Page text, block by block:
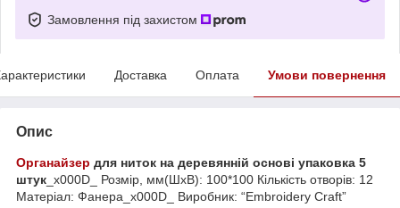
Замовлення під захистом
Доставка Оплата Умови повернення
Опис
Органайзер для ниток на деревянній основі упаковка 5
штук _x000D_ Розмір, мм(ШхВ): 100*100 Кількість отворів: 12
Матеріал: Фанера_x000D_ Виробник: “Embroidery Craft”